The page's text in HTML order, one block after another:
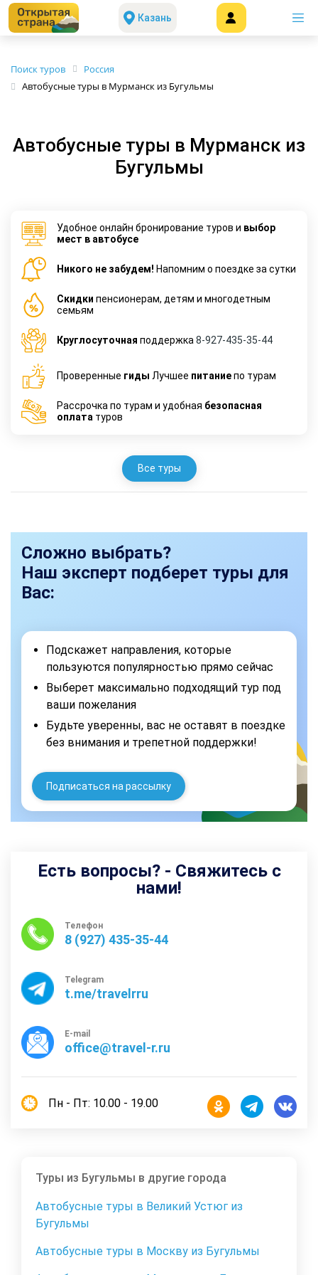
Казань
Поиск туров
Россия
Автобусные туры в Мурманск из Бугульмы
Автобусные туры в Мурманск из
Бугульмы
Удобное онлайн бронирование туров и выбор
мест в автобусе
Никого не забудем! Напомним о поездке за сутки
Cкидки пенсионерам, детям и многодетным
семьям
Круглосуточная поддержка 8-927-435-35-44
Проверенные гиды Лучшее питаниепо турам
Рассрочка по турам и удобная безопасная
оплата туров
Все туры
Сложно выбрать?
Наш эксперт подберет туры для
Вас:
Подскажет направления, которые
пользуются популярностью прямо сейчас
Выберет максимально подходящий тур под
ваши пожелания
Будьте уверенны, вас не оставят в поездке
без внимания и трепетной поддержки!
Подписаться на рассылку
Есть вопросы? - Свяжитесь с
нами!
Телефон
8 (927) 435-35-44
Telegram
t.me/travelrru
E-mail
office@travel-r.ru
Пн - Пт: 10.00 - 19.00
Туры из Бугульмы в другие города
Автобусные туры в Великий Устюг из
Бугульмы
Автобусные туры в Москву из Бугульмы